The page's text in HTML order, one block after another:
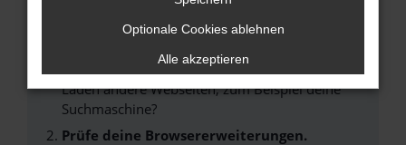
Internetverbindung.
Laden andere Webseiten, zum Beispiel deine
Suchmaschine?
Prüfe deine Browsererweiterungen.
Optionale Cookies ablehnen
Alle akzeptieren